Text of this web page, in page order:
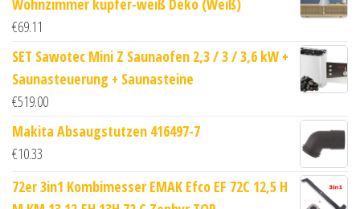
Wohnzimmer kupfer-weiß Deko (Weiß)
€69.11
SET Sawotec Mini Z Saunaofen 2,3 / 3 / 3,6 kW +
Saunasteuerung + Saunasteine
€519.00
Makita Absaugstutzen 416497-7
€10.33
72er 3in1 Kombimesser EMAK Efco EF 72C 12,5 H